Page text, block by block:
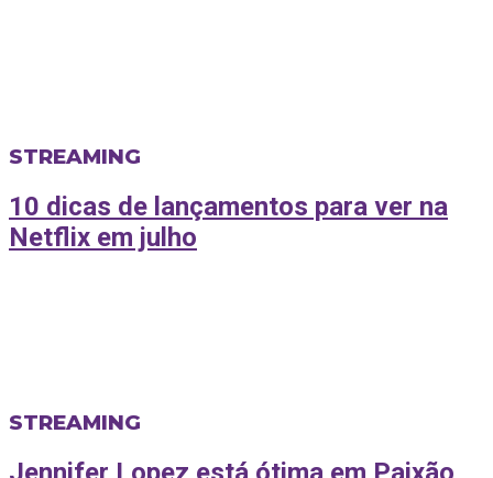
STREAMING
10 dicas de lançamentos para ver na
Netflix em julho
STREAMING